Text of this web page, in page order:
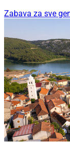
Zabava za sve